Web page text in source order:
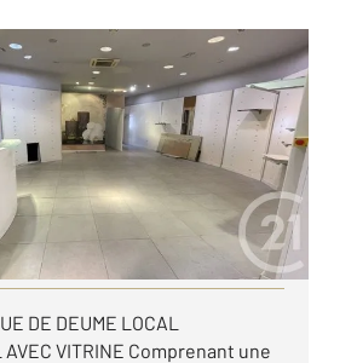
Local à louer
comprises
DE DEUME LOCAL
AVEC VITRINE Comprenant une